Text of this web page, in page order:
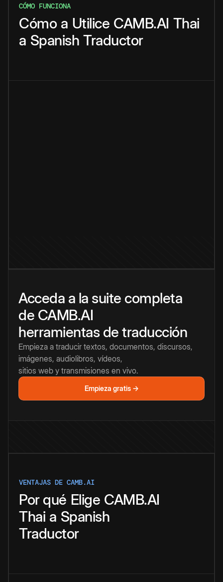
CÓMO FUNCIONA
Cómo a Utilice CAMB.AI Thai
a Spanish Traductor
Acceda a la suite completa
de CAMB.AI
herramientas de traducción
Empieza a traducir textos, documentos, discursos,
imágenes, audiolibros, vídeos,
sitios web y transmisiones en vivo.
Empieza gratis →
VENTAJAS DE CAMB.AI
Por qué Elige CAMB.AI
Thai a Spanish
Traductor